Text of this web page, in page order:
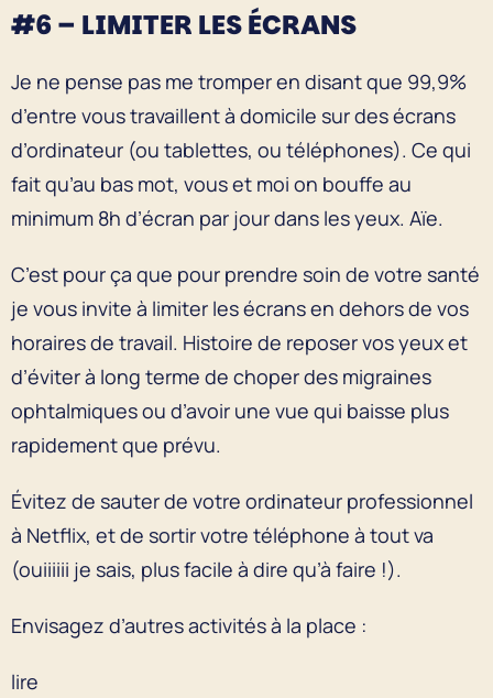
#6 – LIMITER LES ÉCRANS
Je ne pense pas me tromper en disant que 99,9%
d’entre vous travaillent à domicile sur des écrans
d’ordinateur (ou tablettes, ou téléphones). Ce qui
fait qu’au bas mot, vous et moi on bouffe au
minimum 8h d’écran par jour dans les yeux. Aïe.
C’est pour ça que pour prendre soin de votre santé
je vous invite à limiter les écrans en dehors de vos
horaires de travail. Histoire de reposer vos yeux et
d’éviter à long terme de choper des migraines
ophtalmiques ou d’avoir une vue qui baisse plus
rapidement que prévu.
Évitez de sauter de votre ordinateur professionnel
à Netflix, et de sortir votre téléphone à tout va
(ouiiiiii je sais, plus facile à dire qu’à faire !).
Envisagez d’autres activités à la place :
lire